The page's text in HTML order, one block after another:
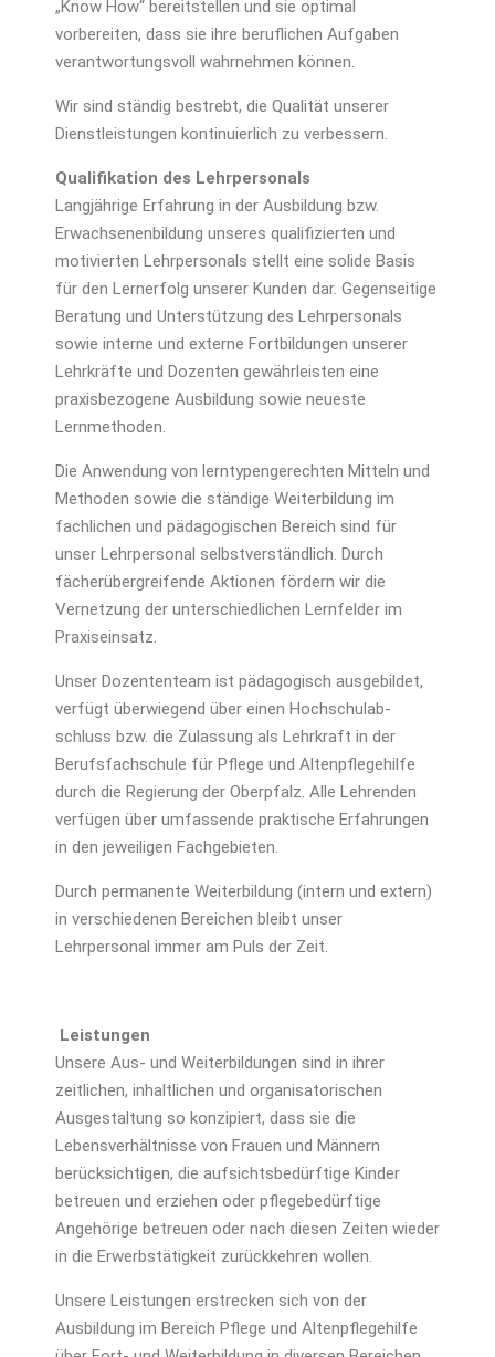
„Know How“ bereitstellen und sie optimal
vorbereiten, dass sie ihre beruflichen Aufgaben
verantwortungsvoll wahrnehmen können.
Wir sind ständig bestrebt, die Qualität unserer
Dienstleistungen kontinuierlich zu verbessern.
Qualifikation des Lehrpersonals
Langjährige Erfahrung in der Ausbildung bzw.
Erwachsenenbildung unseres qualifizierten und
motivierten Lehrpersonals stellt eine solide Basis
für den Lernerfolg unserer Kunden dar. Gegenseitige
Beratung und Unterstützung des Lehrpersonals
sowie interne und externe Fortbildungen unserer
Lehrkräfte und Dozenten gewährleisten eine
praxisbezogene Ausbildung sowie neueste
Lernmethoden.
Die Anwendung von lerntypengerechten Mitteln und
Methoden sowie die ständige Weiterbildung im
fachlichen und pädagogischen Bereich sind für
unser Lehrpersonal selbstverständlich. Durch
fächerübergreifende Aktionen fördern wir die
Vernetzung der unterschiedlichen Lernfelder im
Praxiseinsatz.
Unser Dozententeam ist pädagogisch ausgebildet,
verfügt überwiegend über einen Hochschul­ab­
schluss bzw. die Zulassung als Lehrkraft in der
Berufsfachschule für Pflege und Altenpflegehilfe
durch die Regierung der Oberpfalz. Alle Lehrenden
verfügen über umfassende praktische Erfahrungen
in den jeweiligen Fach­gebieten.
Durch permanente Weiterbildung (intern und extern)
in verschiedenen Bereichen bleibt unser
Lehrpersonal immer am Puls der Zeit.
Leistungen
Unsere Aus- und Weiterbildungen sind in ihrer
zeitlichen, inhaltlichen und organisatorischen
Ausgestaltung so konzipiert, dass sie die
Lebensverhältnisse von Frauen und Männern
berücksichtigen, die aufsichtsbedürftige Kinder
betreuen und erziehen oder pflegebedürftige
Angehörige betreuen oder nach diesen Zeiten wieder
in die Erwerbstätigkeit zurückkehren wollen.
Unsere Leistungen erstrecken sich von der
Ausbildung im Bereich Pflege und Altenpflegehilfe